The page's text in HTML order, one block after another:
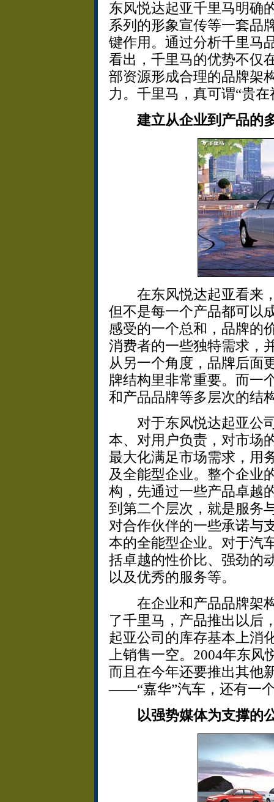
东风悦达起亚千里马明确
系列的形象宣传等一套品
键作用。通过分析千里马
看出，千里马的优势不仅
部资源形成合理的品牌架
力。千里马，真可谓“贵
建立从企业到产品的
在东风悦达起亚看来，
但不是每一个产品都可以
感受的一个总和，品牌的
消费者的一些独特需求，
从另一个角度，品牌后面
牌结构里非常重要。而一
和产品品牌等多层次的结
对于东风悦达起亚公司
本、对用户负责，对市场
最大化满足市场需求，用
及全能型企业。整个企业
构，先通过一些产品卓越
到第二个层次，就是服务
对合作伙伴的一些承诺与
本的全能型企业。对于汽
括卓越的性价比、强劲的
以及优秀的服务等。
在企业和产品品牌架构
了千里马，产品推出以后
起亚公司的库存基本上消
上销售一空。2004年东风
而且在今年还要推出其他
——“嘉华”汽车，还有一
以强势媒体为支撑的